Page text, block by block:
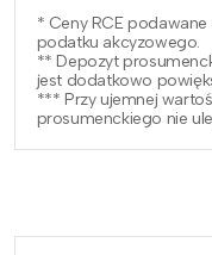
* Ceny RCE podawane
podatku akcyzowego.
** Depozyt
jest dodatkowo
*** Przy ujemnej
prosumenckiego nie